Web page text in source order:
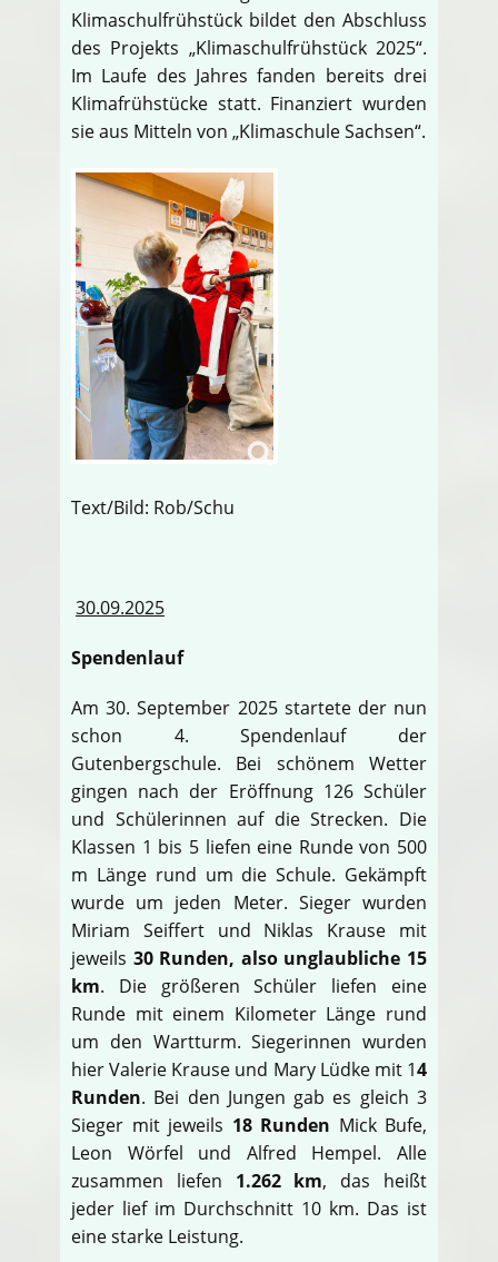
Klimaschulfrühstück bildet den Abschluss
des Projekts „Klimaschulfrühstück 2025“.
Im Laufe des Jahres fanden bereits drei
Klimafrühstücke statt. Finanziert wurden
sie aus Mitteln von „Klimaschule Sachsen“.
Text/Bild: Rob/Schu
30.09.2025
Spendenlauf
Am 30. September 2025 startete der nun
schon 4. Spendenlauf der
Gutenbergschule. Bei schönem Wetter
gingen nach der Eröffnung 126 Schüler
und Schülerinnen auf die Strecken. Die
Klassen 1 bis 5 liefen eine Runde von 500
m Länge rund um die Schule. Gekämpft
wurde um jeden Meter. Sieger wurden
Miriam Seiffert und Niklas Krause mit
jeweils 30 Runden, also unglaubliche 15
km. Die größeren Schüler liefen eine
Runde mit einem Kilometer Länge rund
um den Wartturm. Siegerinnen wurden
hier Valerie Krause und Mary Lüdke mit 14
Runden. Bei den Jungen gab es gleich 3
Sieger mit jeweils 18 Runden Mick Bufe,
Leon Wörfel und Alfred Hempel. Alle
zusammen liefen 1.262 km, das heißt
jeder lief im Durchschnitt 10 km. Das ist
eine starke Leistung.